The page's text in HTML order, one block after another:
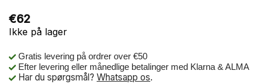
€62
Ikke på lager
Gratis levering på ordrer over €50
Efter levering eller månedlige betalinger med Klarna & ALMA
Har du spørgsmål? Whatsapp os.